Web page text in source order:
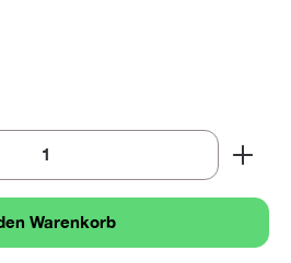
den gewünschten Wert ein
Warenkorb